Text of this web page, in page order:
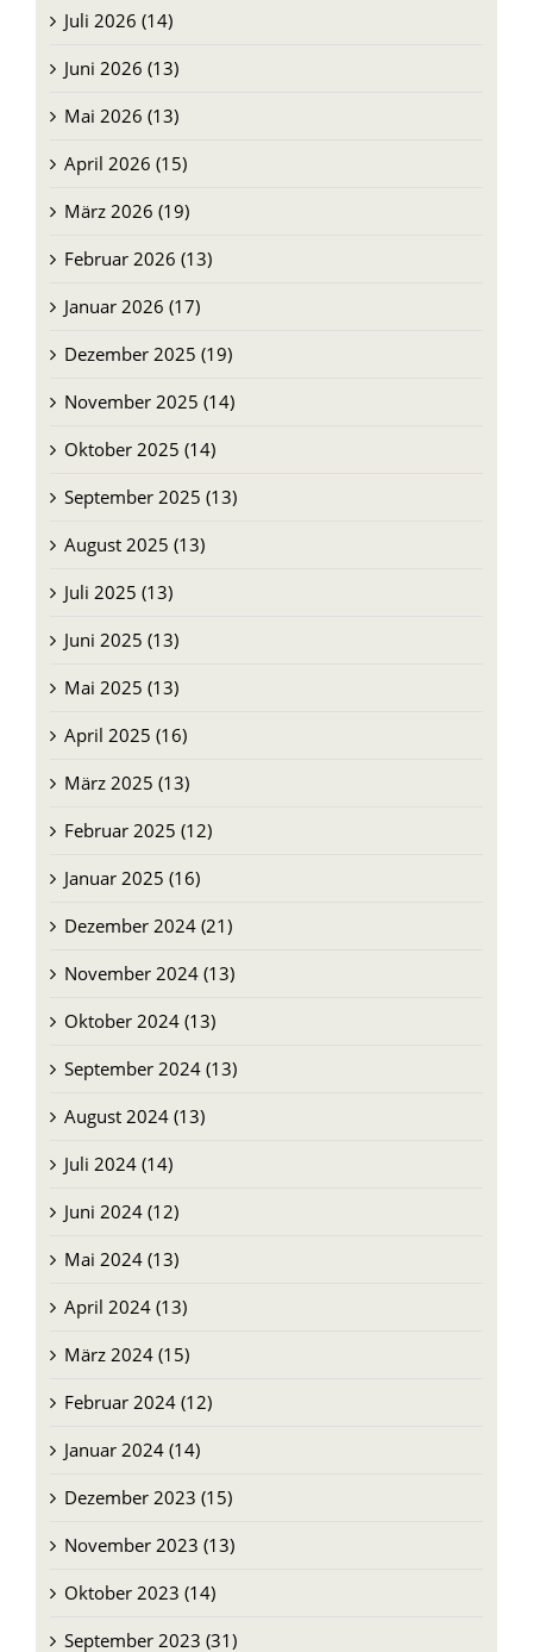
Juni 2026 (13)
Mai 2026 (13)
April 2026 (15)
März 2026 (19)
Februar 2026 (13)
Januar 2026 (17)
Dezember 2025 (19)
November 2025 (14)
Oktober 2025 (14)
September 2025 (13)
August 2025 (13)
Juli 2025 (13)
Juni 2025 (13)
Mai 2025 (13)
April 2025 (16)
März 2025 (13)
Februar 2025 (12)
Januar 2025 (16)
Dezember 2024 (21)
November 2024 (13)
Oktober 2024 (13)
September 2024 (13)
August 2024 (13)
Juli 2024 (14)
Juni 2024 (12)
Mai 2024 (13)
April 2024 (13)
März 2024 (15)
Februar 2024 (12)
Januar 2024 (14)
Dezember 2023 (15)
November 2023 (13)
Oktober 2023 (14)
September 2023 (31)
August 2023 (46)